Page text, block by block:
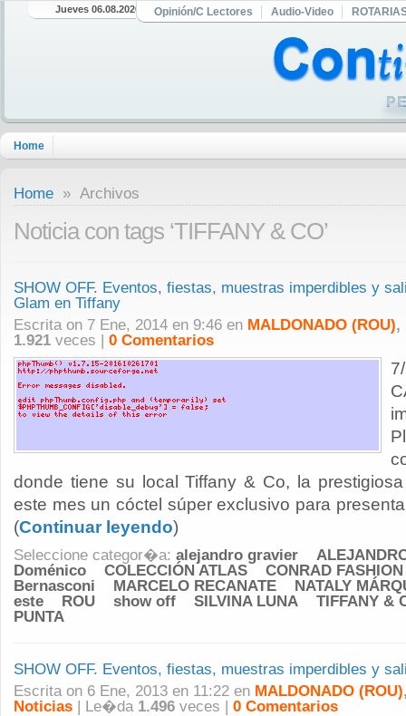
Jueves 06.08.2026 Opinión/C Lectores Audio-Video
Home
Home » Archivos
Noticia con tags ‘TIFFANY & CO’
SHOW OFF. Eventos, fiestas, muestras imperdibles y
Glam en Tiffany
Escrita on 7 Ene, 2014 en 9:46 en MALDONADO (ROU),
1.921 veces | 0 Comentarios
donde tiene su local Tiffany & Co, la
este mes un cóctel súper exclusivo para
(Continuar leyendo)
Seleccione categor�a: alejandro gravier
Doménico
COLECCIÓN ATLAS
CONRAD
Bernasconi
MARCELO RECANATE
NATALY
este
ROU show off SILVINA LUNA
TIFFANY &
PUNTA
SHOW OFF. Eventos, fiestas, muestras imperdibles y
Escrita on 6 Ene, 2013 en 11:22 en MALDONADO (ROU)
Noticias | Le�da 1.496 veces | 0 Comentarios